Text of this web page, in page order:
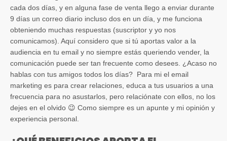
cada dos días, y en alguna fase de venta llego a enviar durante
9 días un correo diario incluso dos en un día, y me funciona
obteniendo muchas respuestas (suscriptor y yo nos
comunicamos). Aquí considero que si tú aportas valor a la
audiencia en tu email y no siempre estás queriendo vender, la
comunicación puede ser tan frecuente como desees. ¿Acaso no
hablas con tus amigos todos los días? Para mi el email
marketing es para crear relaciones, educa a tus usuarios a una
frecuencia para no asustarlos, pero relaciónate con ellos, no los
dejes en el olvido 😉 Como siempre es un apunte y mi opinión y
experiencia personal.